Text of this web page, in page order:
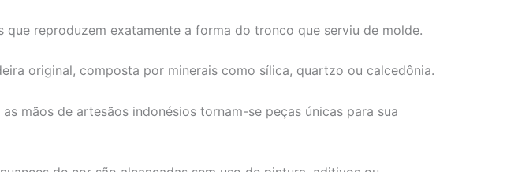
reproduzem exatamente a forma do tronco que serviu de molde.
original, composta por minerais como sílica, quartzo ou calcedônia.
mãos de artesãos indonésios tornam-se peças únicas para sua